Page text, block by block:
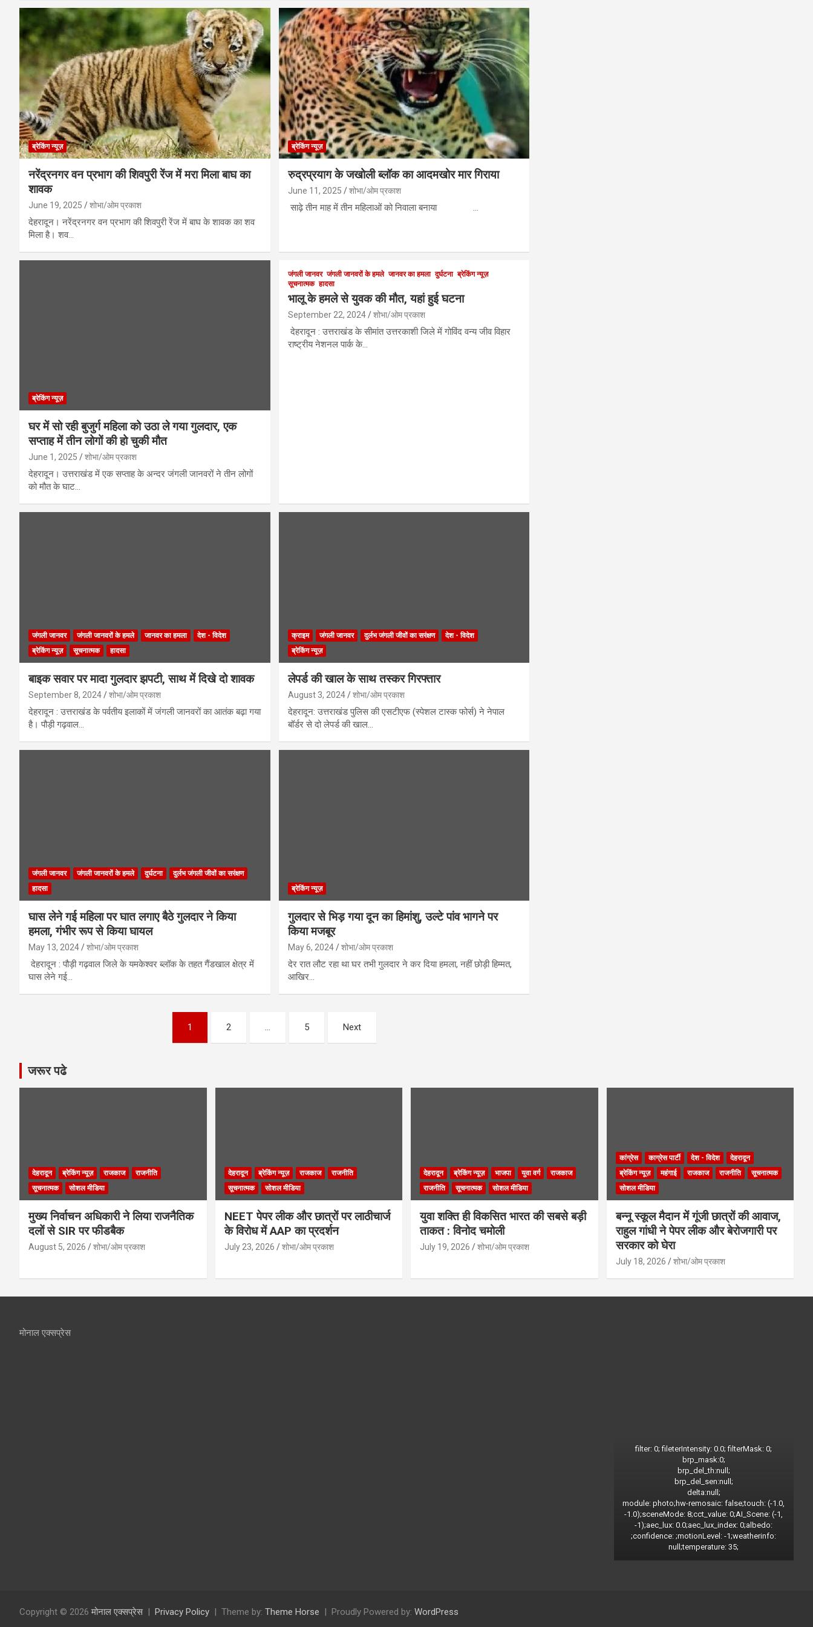
ब्रेकिंग न्यूज़
नरेंद्रनगर वन प्रभाग की शिवपुरी रेंज में मरा मिला बाघ का
शावक
June 19, 2025 शोभा/ओम प्रकाश
देहरादून। नरेंद्रनगर वन प्रभाग की शिवपुरी रेंज में बाघ के शावक का शव
मिला है। शव…
ब्रेकिंग न्यूज़
रुद्रप्रयाग के जखोली ब्लॉक का आदमखोर मार गिराया
June 11, 2025 शोभा/ओम प्रकाश
साढ़े तीन माह में तीन महिलाओं को निवाला बनाया …
ब्रेकिंग न्यूज़
घर में सो रही बुजुर्ग महिला को उठा ले गया गुलदार, एक
सप्ताह में तीन लोगों की हो चुकी मौत
June 1, 2025 शोभा/ओम प्रकाश
देहरादून। उत्तराखंड में एक सप्ताह के अन्दर जंगली जानवरों ने तीन लोगों
को मौत के घाट…
जंगली जानवर जंगली जानवरों के हमले जानवर का हमला दुर्घटना ब्रेकिंग न्यूज़
सूचनात्मक हादसा
भालू के हमले से युवक की मौत, यहां हुई घटना
September 22, 2024 शोभा/ओम प्रकाश
देहरादून : उत्तराखंड के सीमांत उत्तरकाशी जिले में गोविंद वन्य जीव विहार
राष्ट्रीय नेशनल पार्क के…
जंगली जानवर जंगली जानवरों के हमले जानवर का हमला
देश - विदेश
ब्रेकिंग न्यूज़
सूचनात्मक हादसा
बाइक सवार पर मादा गुलदार झपटी, साथ में दिखे दो शावक
September 8, 2024 शोभा/ओम प्रकाश
देहरादून : उत्तराखंड के पर्वतीय इलाकों में जंगली जानवरों का आतंक बढ़ा गया
है। पौड़ी गढ़वाल…
क्राइम जंगली जानवर दुर्लभ जंगली जीवों का सरंक्षण
देश - विदेश
ब्रेकिंग न्यूज़
लेपर्ड की खाल के साथ तस्कर गिरफ्तार
August 3, 2024 शोभा/ओम प्रकाश
देहरादून: उत्तराखंड पुलिस की एसटीएफ (स्पेशल टास्क फोर्स) ने नेपाल
बॉर्डर से दो लेपर्ड की खाल…
जंगली जानवर जंगली जानवरों के हमले दुर्घटना
दुर्लभ जंगली जीवों का सरंक्षण
हादसा
घास लेने गई महिला पर घात लगाए बैठे गुलदार ने किया
हमला, गंभीर रूप से किया घायल
May 13, 2024 शोभा/ओम प्रकाश
देहरादून : पौड़ी गढ़वाल जिले के यमकेश्वर ब्लॉक के तहत गैंडखाल क्षेत्र में
घास लेने गई…
ब्रेकिंग न्यूज़
गुलदार से भिड़ गया दून का हिमांशु, उल्टे पांव भागने पर
किया मजबूर
May 6, 2024 शोभा/ओम प्रकाश
देर रात लौट रहा था घर तभी गुलदार ने कर दिया हमला, नहीं छोड़ी हिम्मत,
आखिर…
1 2 … 5 Next
जरूर पढे
देहरादून ब्रेकिंग न्यूज़ राजकाज
राजनीति
सूचनात्मक
सोशल मीडिया
मुख्य निर्वाचन अधिकारी ने लिया राजनैतिक
दलों से SIR पर फीडबैक
August 5, 2026 शोभा/ओम प्रकाश
देहरादून ब्रेकिंग न्यूज़ राजकाज
राजनीति
सूचनात्मक
सोशल मीडिया
NEET पेपर लीक और छात्रों पर लाठीचार्ज
के विरोध में AAP का प्रदर्शन
July 23, 2026 शोभा/ओम प्रकाश
देहरादून ब्रेकिंग न्यूज़ भाजपा युवा वर्ग
राजकाज
राजनीति
सूचनात्मक सोशल मीडिया
युवा शक्ति ही विकसित भारत की सबसे बड़ी
ताकत : विनोद चमोली
July 19, 2026 शोभा/ओम प्रकाश
कांग्रेस काग्रेस पार्टी देश - विदेश
देहरादून
ब्रेकिंग न्यूज़
महंगाई राजकाज राजनीति
सूचनात्मक
सोशल मीडिया
बन्नू स्कूल मैदान में गूंजी छात्रों की आवाज,
राहुल गांधी ने पेपर लीक और बेरोजगारी पर
सरकार को घेरा
July 18, 2026 शोभा/ओम प्रकाश
मोनाल एक्सप्रेस
filter: 0; fileterIntensity: 0.0; filterMask: 0;
brp_mask:0;
brp_del_th:null;
brp_del_sen:null;
delta:null;
module: photo;hw-remosaic: false;touch: (-1.0,
-1.0);sceneMode: 8;cct_value: 0;AI_Scene: (-1,
-1);aec_lux: 0.0;aec_lux_index: 0;albedo:
;confidence: ;motionLevel: -1;weatherinfo:
null;temperature: 35;
Copyright © 2026 मोनाल एक्सप्रेस Privacy Policy Theme by: Theme Horse Proudly Powered by: WordPress